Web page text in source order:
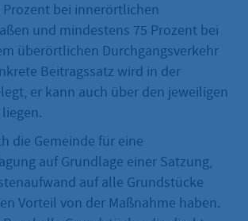
bei innerörtlichen
und mindestens 75 Prozent bei
überörtlichen Durchgangsverkehr
Beitragssatz wird in der
er kann auch über den jeweiligen
die Gemeinde für eine
auf Grundlage einer Satzung,
auf alle Grundstücke
Vorteil von der Maßnahme haben.